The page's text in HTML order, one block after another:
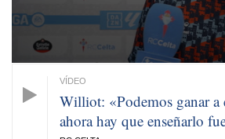
Williot: «Podemos ganar
ahora hay que enseñarlo